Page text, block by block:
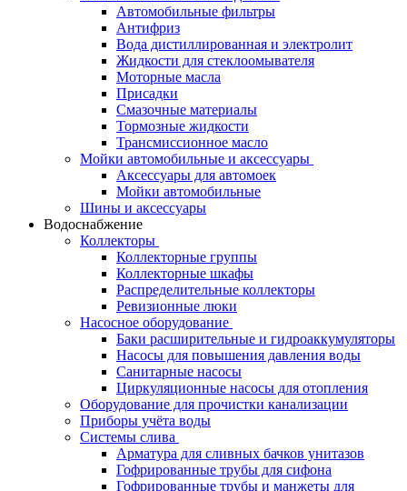
Автомобильные фильтры
Антифриз
Вода дистиллированная и электролит
Жидкости для стеклоомывателя
Моторные масла
Присадки
Смазочные материалы
Тормозные жидкости
Трансмиссионное масло
Мойки автомобильные и аксессуары
Аксессуары для автомоек
Мойки автомобильные
Шины и аксессуары
Водоснабжение
Коллекторы
Коллекторные группы
Коллекторные шкафы
Распределительные коллекторы
Ревизионные люки
Насосное оборудование
Баки расширительные и гидроаккумуляторы
Насосы для повышения давления воды
Санитарные насосы
Циркуляционные насосы для отопления
Оборудование для прочистки канализации
Приборы учёта воды
Системы слива
Арматура для сливных бачков унитазов
Гофрированные трубы для сифона
Гофрированные трубы и манжеты для